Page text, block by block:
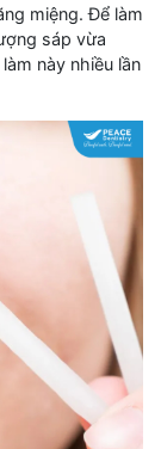
miệng. Để làm
sáp vừa
này nhiều lần